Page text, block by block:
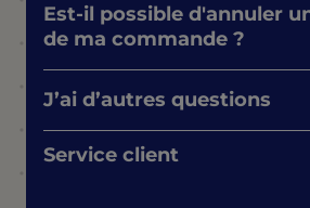
Est-il possible d'annuler
de ma commande ?
J’ai d’autres questions
Service client